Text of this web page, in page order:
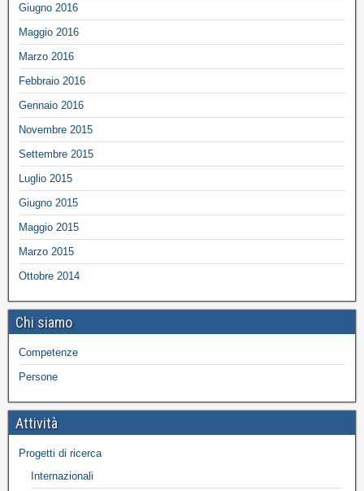
Giugno 2016
Maggio 2016
Marzo 2016
Febbraio 2016
Gennaio 2016
Novembre 2015
Settembre 2015
Luglio 2015
Giugno 2015
Maggio 2015
Marzo 2015
Ottobre 2014
Chi siamo
Competenze
Persone
Attività
Progetti di ricerca
Internazionali